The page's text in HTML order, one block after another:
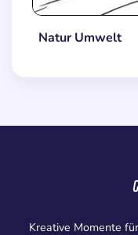
Natur Umwelt
Kreative Momente